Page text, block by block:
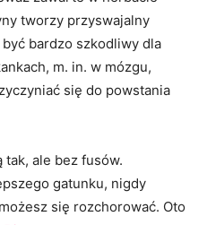
tworzy przyswajalny
bardzo szkodliwy dla
m. in. w mózgu,
się do powstania
tak, ale bez fusów.
gatunku, nigdy
się rozchorować. Oto